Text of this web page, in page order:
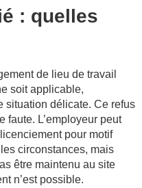
: quelles
de lieu de travail
soit applicable,
situation délicate. Ce refus
faute. L’employeur peut
pour motif
circonstances, mais
être maintenu au site
n’est possible.